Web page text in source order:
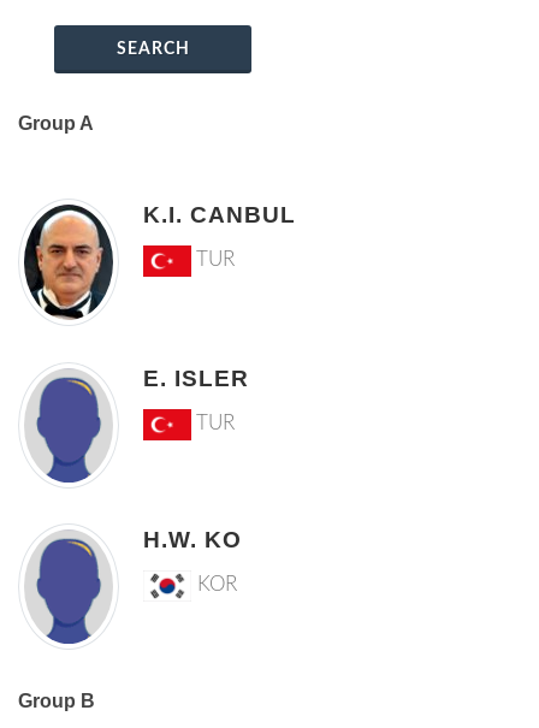
SEARCH
Group A
K.I. CANBUL
TUR
E. ISLER
TUR
H.W. KO
KOR
Group B